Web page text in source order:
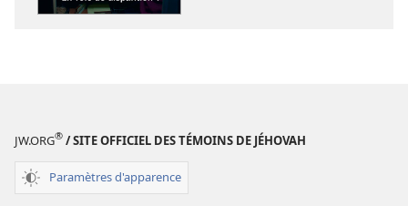
JW.ORG® / SITE OFFICIEL DES TÉMOINS DE JÉHOVAH
Paramètres d'apparence